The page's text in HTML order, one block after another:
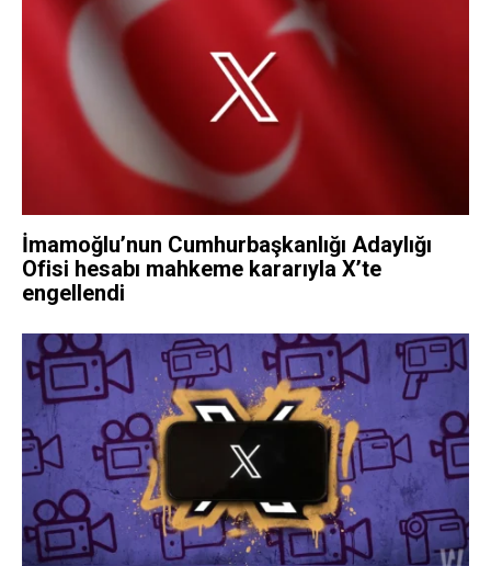
İmamoğlu’nun Cumhurbaşkanlığı Adaylığı
Ofisi hesabı mahkeme kararıyla X’te
engellendi